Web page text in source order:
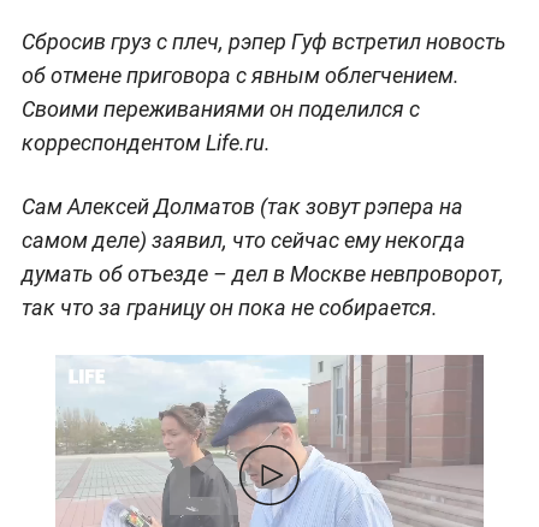
Сбросив груз с плеч, рэпер Гуф встретил новость
об отмене приговора с явным облегчением.
Своими переживаниями он поделился с
корреспондентом Life.ru.
Сам Алексей Долматов (так зовут рэпера на
самом деле) заявил, что сейчас ему некогда
думать об отъезде – дел в Москве невпроворот,
так что за границу он пока не собирается.